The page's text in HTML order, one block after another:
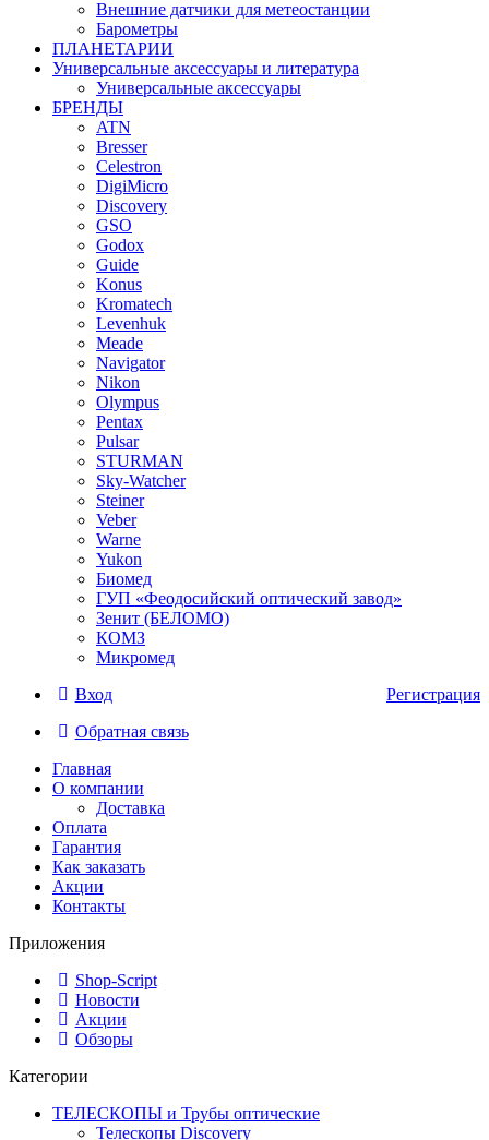
Внешние датчики для метеостанции
Барометры
ПЛАНЕТАРИИ
Универсальные аксессуары и литература
Универсальные аксессуары
БРЕНДЫ
ATN
Bresser
Celestron
DigiMicro
Discovery
GSO
Godox
Guide
Konus
Kromatech
Levenhuk
Meade
Navigator
Nikon
Olympus
Pentax
Pulsar
STURMAN
Sky-Watcher
Steiner
Veber
Warne
Yukon
Биомед
ГУП «Феодосийский оптический завод»
Зенит (БЕЛОМО)
КОМЗ
Микромед
Регистрация
Вход
Обратная связь
Главная
О компании
Доставка
Оплата
Гарантия
Как заказать
Акции
Контакты
Приложения
Shop-Script
Новости
Акции
Обзоры
Категории
ТЕЛЕСКОПЫ и Трубы оптические
Телескопы Discovery